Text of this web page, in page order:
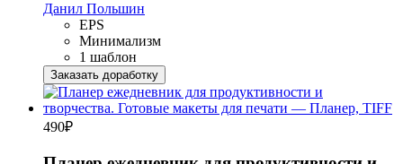
Данил Польшин
EPS
Минимализм
1 шаблон
Заказать доработку
490₽